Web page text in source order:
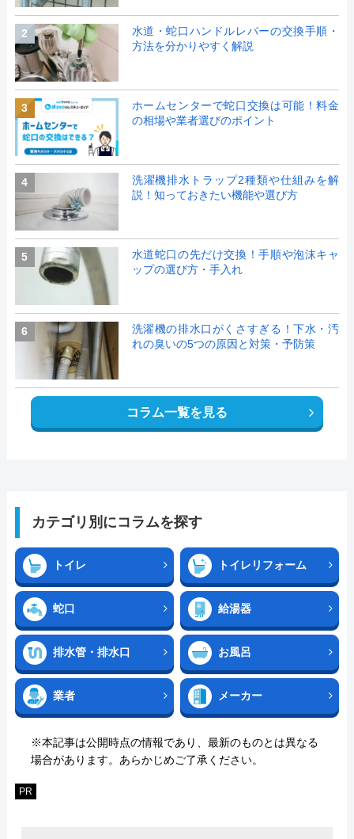
2
水道・蛇口ハンドルレバーの交換手順・
方法を分かりやすく解説
3
ホームセンターで蛇口交換は可能！料金
の相場や業者選びのポイント
4
洗濯機排水トラップ2種類や仕組みを解
説！知っておきたい機能や選び方
5
水道蛇口の先だけ交換！手順や泡沫キャ
ップの選び方・手入れ
6
洗濯機の排水口がくさすぎる！下水・汚
れの臭いの5つの原因と対策・予防策
コラム一覧を見る
カテゴリ別にコラムを探す
トイレ トイレリフォーム
蛇口 給湯器
排水管・排水口 お風呂
業者 メーカー
※本記事は公開時点の情報であり、最新のものとは異なる
場合があります。あらかじめご了承ください。
PR